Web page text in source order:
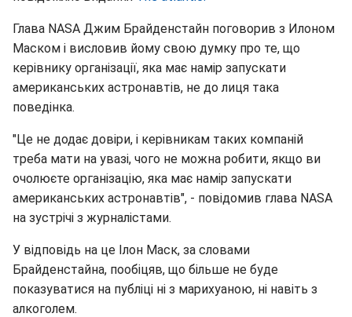
Глава NASA Джим Брайденстайн поговорив з Илоном
Маском і висловив йому свою думку про те, що
керівнику організації, яка має намір запускати
американських астронавтів, не до лиця така
поведінка.
"Це не додає довіри, і керівникам таких компаній
треба мати на увазі, чого не можна робити, якщо ви
очолюєте організацію, яка має намір запускати
американських астронавтів", - повідомив глава NASA
на зустрічі з журналістами.
У відповідь на це Ілон Маск, за словами
Брайденстайна, пообіцяв, що більше не буде
показуватися на публіці ні з марихуаною, ні навіть з
алкоголем.